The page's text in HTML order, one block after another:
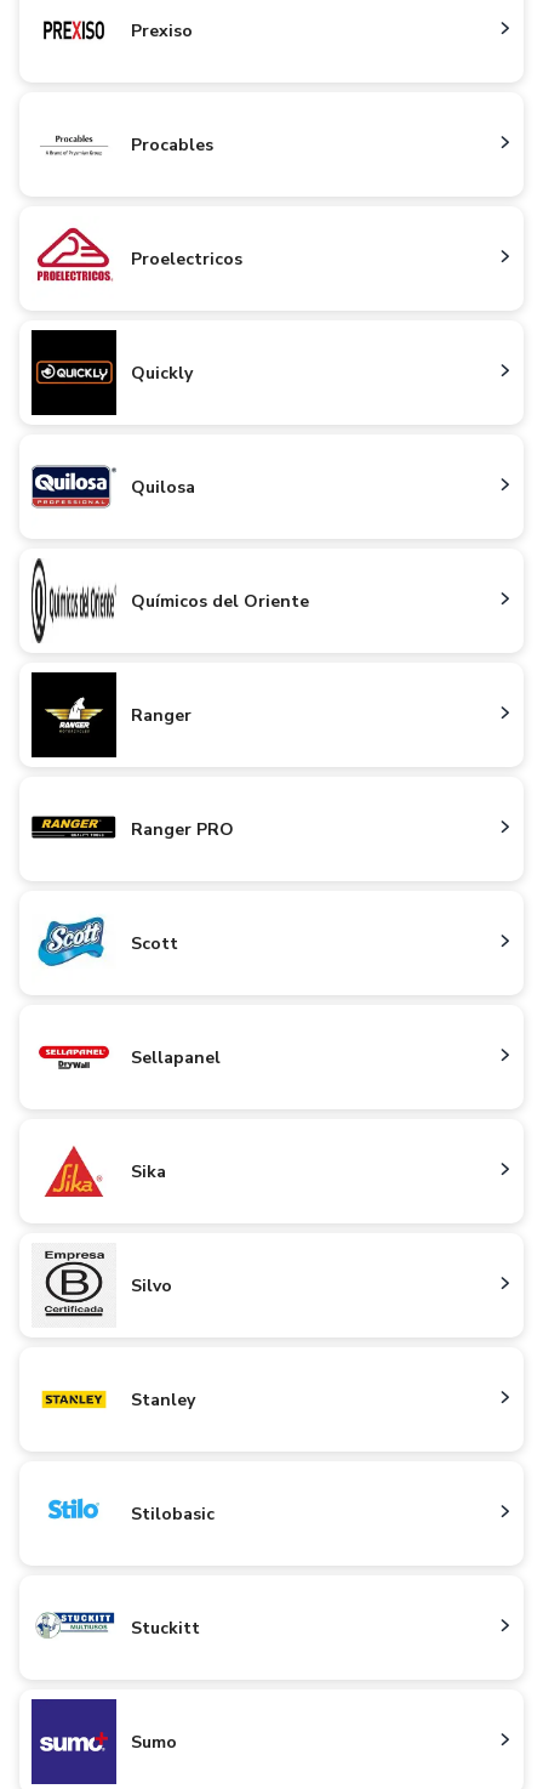
Prexiso
Procables
Proelectricos
Quickly
Quilosa
Químicos del Oriente
Ranger
Ranger PRO
Scott
Sellapanel
Sika
Silvo
Stanley
Stilobasic
Stuckitt
Sumo